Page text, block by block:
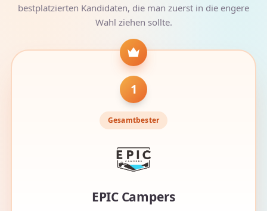
bestplatzierten Kandidaten, die man zuerst in die engere
Wahl ziehen sollte.
1
Gesamtbester
EPIC Campers